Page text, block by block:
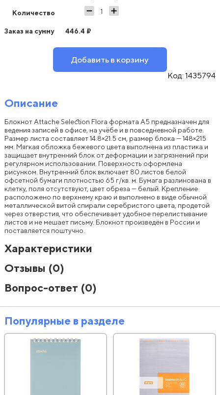
Количество
Заказ на сумму 446.4 ₽
Добавить в корзину
Код: 1435794
Описание
Блокнот Attache Selection Flora формата A5 предназначен для
ведения записей в офисе, на учёбе и в повседневной работе.
Размер листа составляет 14.8×21.5 см, размер блока — 148×215
мм. Мягкая обложка бежевого цвета выполнена из пластика и
защищает внутренний блок от деформации и загрязнений при
регулярном использовании. Поверхность оформлена
рисунком. Внутренний блок включает 80 листов белой
офсетной бумаги плотностью 65 г/кв. м. Бумага разлинована в
клетку, поля отсутствуют, цвет обреза — белый. Крепление
расположено по верхнему краю и выполнено в виде обычной
металлической витой спирали серебристого цвета, продетой
через отверстия, что обеспечивает удобное перелистывание
листов и не мешает письму. Блокнот произведён в России и
поставляется поштучно.
Характеристики
Отзывы (0)
Вопрос-ответ (0)
Популярные в разделе